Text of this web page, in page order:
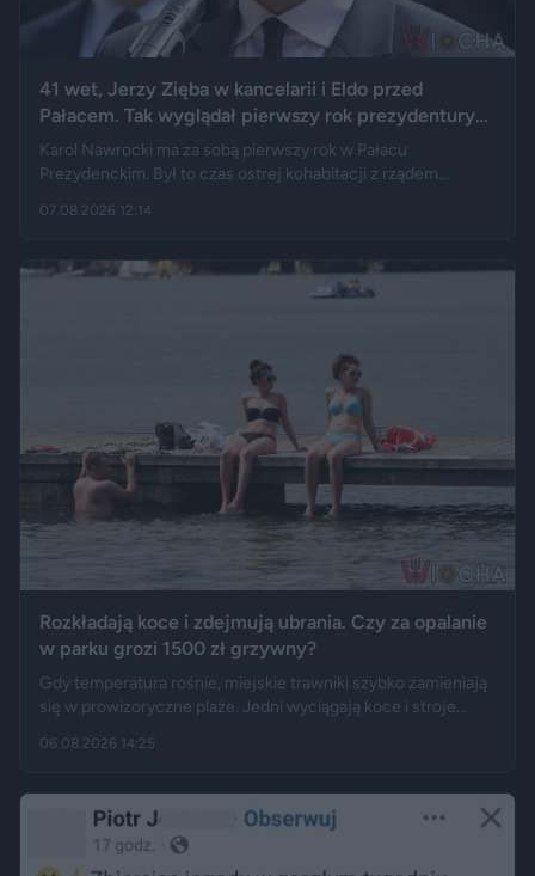
41 wet, Jerzy Zięba w kancelarii i Eldo przed
Pałacem. Tak wyglądał pierwszy rok prezydentury
Karola Nawrockiego
Karol Nawrocki ma za sobą pierwszy rok w Pałacu
Prezydenckim. Był to czas ostrej kohabitacji z rządem
brakowało też wydarzeń z zupełnie innej kategorii: w
uświetnił występ rapera, Eldo. Pierwszy rok prezydentury
podsumowują m.in. Fakt, Demagog, „Gazeta Wyborcza” i „Do
07.08.2026 12:14
Rozkładają koce i zdejmują ubrania. Czy za opalanie
w parku grozi 1500 zł grzywny?
Gdy temperatura rośnie, miejskie trawniki szybko zamieniają
się w prowizoryczne plaże. Jedni wyciągają koce i stroje
legalne. Jak opisują Gazeta.pl i „Rzeczpospolita”, samo
przez nagość, złamanie regulaminu parku albo zajęcie
trawnika, który nie został przeznaczony do rekreacji.
06.08.2026 14:25